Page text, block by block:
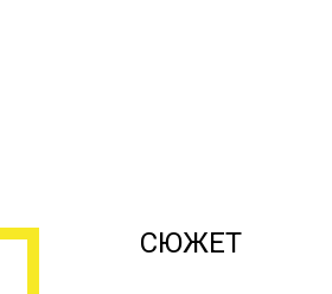
СЮЖЕТ